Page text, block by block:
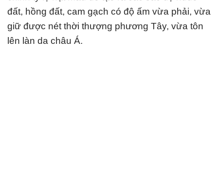
đất, hồng đất, cam gạch có độ ấm vừa phải, vừa
giữ được nét thời thượng phương Tây, vừa tôn
lên làn da châu Á.